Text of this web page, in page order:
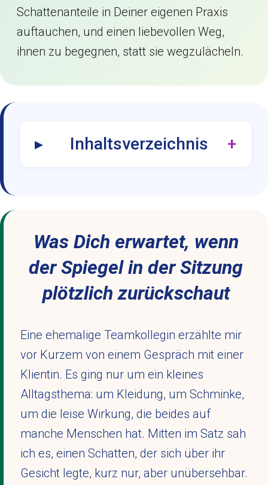
Schattenanteile in Deiner eigenen Praxis
auftauchen, und einen liebevollen Weg,
ihnen zu begegnen, statt sie wegzulächeln.
Inhaltsverzeichnis
Was Dich erwartet, wenn
der Spiegel in der Sitzung
plötzlich zurückschaut
Eine ehemalige Teamkollegin erzählte mir
vor Kurzem von einem Gespräch mit einer
Klientin. Es ging nur um ein kleines
Alltagsthema: um Kleidung, um Schminke,
um die leise Wirkung, die beides auf
manche Menschen hat. Mitten im Satz sah
ich es, einen Schatten, der sich über ihr
Gesicht legte, kurz nur, aber unübersehbar.